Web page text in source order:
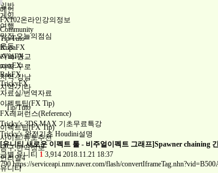
일반
게임
여행
맛집,오늘의점심
운동
지역-판교
지역-구로
지역-강남
지역-기타
Tip/Tuto
이펙트팁(FX Tip)
사이트/튜토추천
공구,번역정보
언리얼4
유니티
메인
FX102온라인강의정보
Community
Tip/Tuto
KupaFX
eVanFX
maxFX
RakFX
TrickyFX
자료실/번역자료
이펙트팁(FX Tip)
FX레퍼런스(Reference)
Tricky's 3DS MAX 기초무료특강
Tricky's 완전기초 Houdini설명
[유니티 새로운 이펙트 툴 - 비주얼이펙트 그래프]Spawner chaining
금별 유니티 1 3,914 2018.11.21 18:37
790 https://serviceapi.nmv.naver.com/flash/